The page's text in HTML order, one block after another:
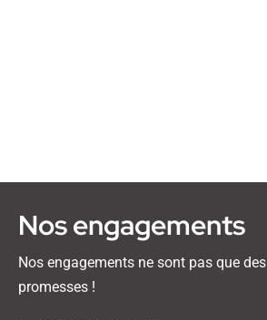
Nos engagements
Nos engagements ne sont pas que des
promesses !